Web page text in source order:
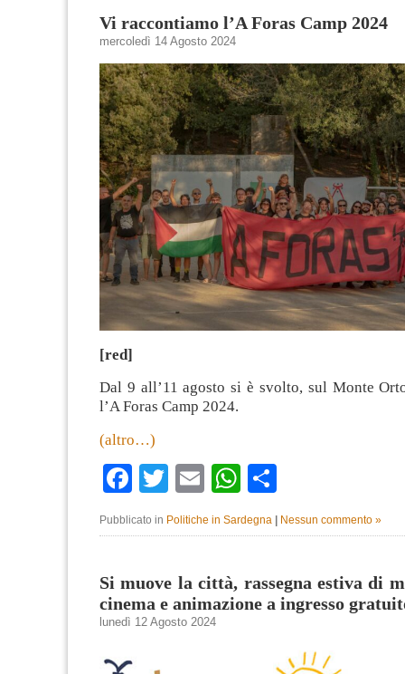
Vi raccontiamo l’A Foras Camp 2024
mercoledì 14 Agosto 2024
[red]
Dal 9 all’11 agosto si è svolto, sul Monte
l’A Foras Camp 2024.
(altro…)
Facebook
TwitterEmailWhatsApp
Pubblicato in Politiche in Sardegna | Nessun commento »
Si muove la città, rassegna estiva di
cinema e animazione a ingresso
lunedì 12 Agosto 2024